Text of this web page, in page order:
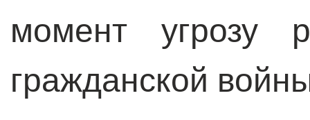
момент угрозу
гражданской